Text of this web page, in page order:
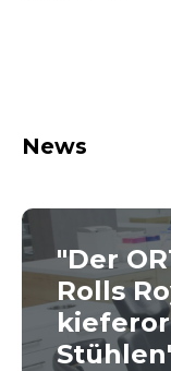
News
"Der
Rolls